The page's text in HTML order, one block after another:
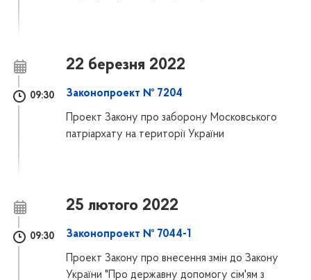
22 березня 2022
09:30 Законопроект № 7204
Проект Закону про заборону Московського
патріархату на території України
25 лютого 2022
09:30 Законопроект № 7044-1
Проект Закону про внесення змін до Закону
України "Про державну допомогу сім'ям з